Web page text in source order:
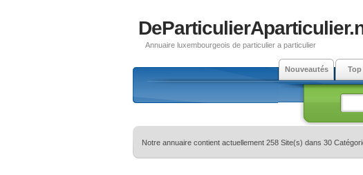
Annuaire luxembourgeois de particulier a particulier
Nouveautés
Notre annuaire contient actuellement 258 Site(s) dans 30